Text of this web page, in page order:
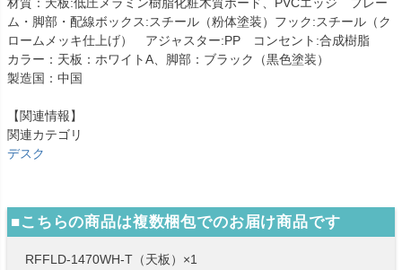
ム・脚部・配線ボックス:スチール（粉体塗装）フック:スチール（ク
ロームメッキ仕上げ） アジャスター:PP コンセント:合成樹脂
カラー：天板：ホワイトA、脚部：ブラック（黒色塗装）
製造国：中国
【関連情報】
関連カテゴリ
デスク
■こちらの商品は複数梱包でのお届け商品です
RFFLD-1470WH-T（天板）×1